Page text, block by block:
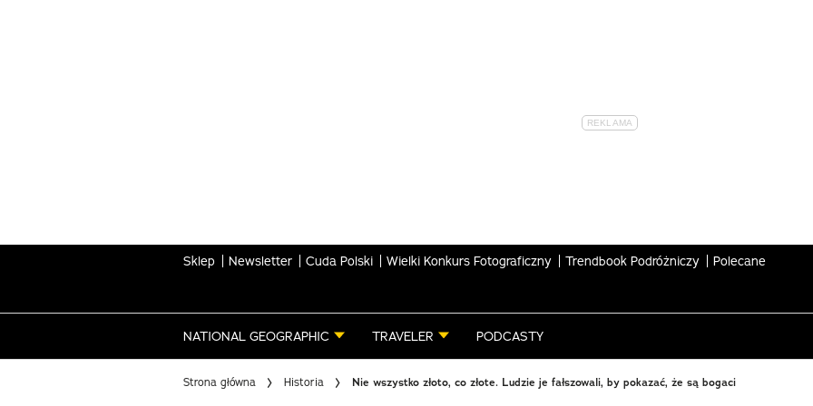
Sklep Newsletter Cuda Polski Wielki Konkurs Fotograficzny Trendbook Podróżniczy Polecane
NATIONAL GEOGRAPHIC TRAVELER PODCASTY
Strona główna Historia Nie wszystko złoto, co złote. Ludzie je fałszowali, by pokazać, że są bogaci